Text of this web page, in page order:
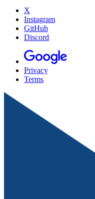
X
Instagram
GitHub
Discord
Privacy
Terms